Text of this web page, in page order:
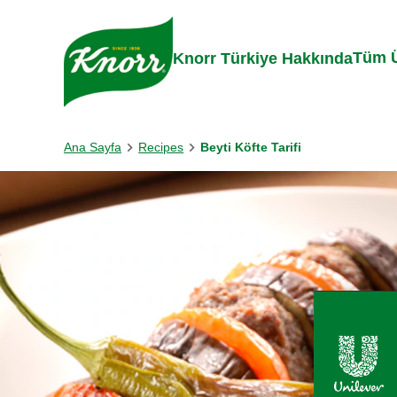
Skip to:
Knorr Türkiye HakkındaTüm
Ana Sayfa Recipes Beyti Köfte Tarifi